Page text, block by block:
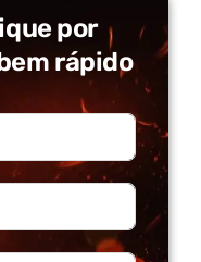
por
rápido